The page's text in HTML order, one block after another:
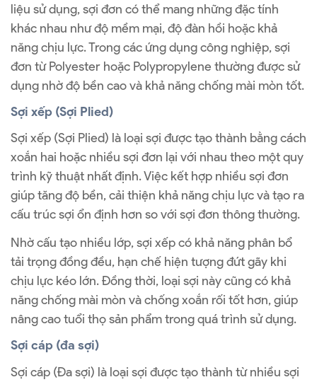
liệu sử dụng, sợi đơn có thể mang những đặc tính
khác nhau như độ mềm mại, độ đàn hồi hoặc khả
năng chịu lực. Trong các ứng dụng công nghiệp, sợi
đơn từ Polyester hoặc Polypropylene thường được sử
dụng nhờ độ bền cao và khả năng chống mài mòn tốt.
Sợi xếp (Sợi Plied)
Sợi xếp (Sợi Plied) là loại sợi được tạo thành bằng cách
xoắn hai hoặc nhiều sợi đơn lại với nhau theo một quy
trình kỹ thuật nhất định. Việc kết hợp nhiều sợi đơn
giúp tăng độ bền, cải thiện khả năng chịu lực và tạo ra
cấu trúc sợi ổn định hơn so với sợi đơn thông thường.
Nhờ cấu tạo nhiều lớp, sợi xếp có khả năng phân bổ
tải trọng đồng đều, hạn chế hiện tượng đứt gãy khi
chịu lực kéo lớn. Đồng thời, loại sợi này cũng có khả
năng chống mài mòn và chống xoắn rối tốt hơn, giúp
nâng cao tuổi thọ sản phẩm trong quá trình sử dụng.
Sợi cáp (đa sợi)
Sợi cáp (Đa sợi) là loại sợi được tạo thành từ nhiều sợi